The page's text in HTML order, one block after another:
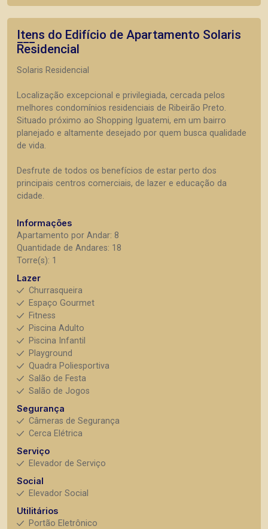
Itens do Edifício de Apartamento Solaris
Residencial
Solaris Residencial
Localização excepcional e privilegiada, cercada pelos
melhores condomínios residenciais de Ribeirão Preto.
Situado próximo ao Shopping Iguatemi, em um bairro
planejado e altamente desejado por quem busca qualidade
de vida.
Desfrute de todos os benefícios de estar perto dos
principais centros comerciais, de lazer e educação da
cidade.
Informações
Apartamento por Andar: 8
Quantidade de Andares: 18
Torre(s): 1
Lazer
Churrasqueira
Espaço Gourmet
Fitness
Piscina Adulto
Piscina Infantil
Playground
Quadra Poliesportiva
Salão de Festa
Salão de Jogos
Segurança
Câmeras de Segurança
Cerca Elétrica
Serviço
Elevador de Serviço
Social
Elevador Social
Utilitários
Portão Eletrônico